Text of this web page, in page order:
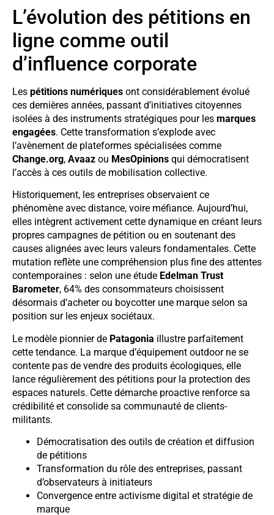
L’évolution des pétitions en
ligne comme outil
d’influence corporate
Les pétitions numériques ont considérablement évolué
ces dernières années, passant d’initiatives citoyennes
isolées à des instruments stratégiques pour les marques
engagées. Cette transformation s’explode avec
l’avènement de plateformes spécialisées comme
Change.org, Avaaz ou MesOpinions qui démocratisent
l’accès à ces outils de mobilisation collective.
Historiquement, les entreprises observaient ce
phénomène avec distance, voire méfiance. Aujourd’hui,
elles intègrent activement cette dynamique en créant leurs
propres campagnes de pétition ou en soutenant des
causes alignées avec leurs valeurs fondamentales. Cette
mutation reflète une compréhension plus fine des attentes
contemporaines : selon une étude Edelman Trust
Barometer, 64% des consommateurs choisissent
désormais d’acheter ou boycotter une marque selon sa
position sur les enjeux sociétaux.
Le modèle pionnier de Patagonia illustre parfaitement
cette tendance. La marque d’équipement outdoor ne se
contente pas de vendre des produits écologiques, elle
lance régulièrement des pétitions pour la protection des
espaces naturels. Cette démarche proactive renforce sa
crédibilité et consolide sa communauté de clients-
militants.
Démocratisation des outils de création et diffusion
de pétitions
Transformation du rôle des entreprises, passant
d’observateurs à initiateurs
Convergence entre activisme digital et stratégie de
marque